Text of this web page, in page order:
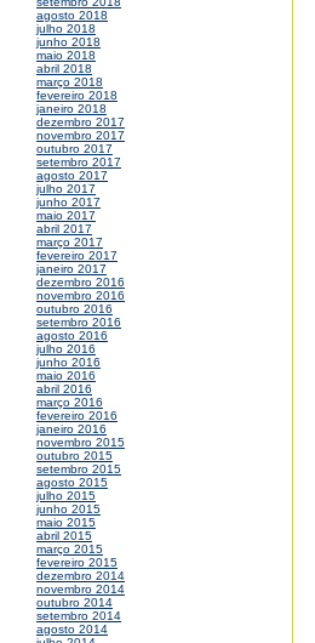
agosto 2018
julho 2018
junho 2018
maio 2018
abril 2018
março 2018
fevereiro 2018
janeiro 2018
dezembro 2017
novembro 2017
outubro 2017
setembro 2017
agosto 2017
julho 2017
junho 2017
maio 2017
abril 2017
março 2017
fevereiro 2017
janeiro 2017
dezembro 2016
novembro 2016
outubro 2016
setembro 2016
agosto 2016
julho 2016
junho 2016
maio 2016
abril 2016
março 2016
fevereiro 2016
janeiro 2016
novembro 2015
outubro 2015
setembro 2015
agosto 2015
julho 2015
junho 2015
maio 2015
abril 2015
março 2015
fevereiro 2015
dezembro 2014
novembro 2014
outubro 2014
setembro 2014
agosto 2014